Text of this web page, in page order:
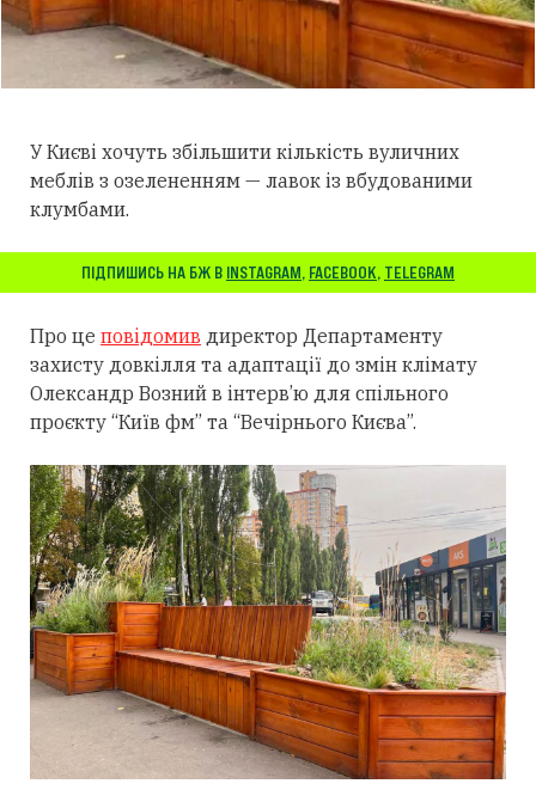
У Києві хочуть збільшити кількість вуличних
меблів з озелененням — лавок із вбудованими
клумбами.
ПІДПИШИСЬ НА БЖ В INSTAGRAM, FACEBOOK, TELEGRAM
Про це повідомив директор Департаменту
захисту довкілля та адаптації до змін клімату
Олександр Возний в інтерв’ю для спільного
проєкту “Київ фм” та “Вечірнього Києва”.